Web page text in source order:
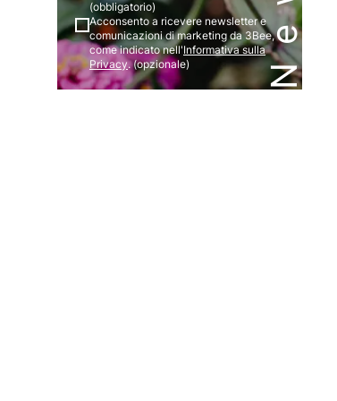
(obbligatorio)
Acconsento a ricevere newsletter e
comunicazioni di marketing da 3Bee,
come indicato nell'Informativa sulla
Privacy. (opzionale)